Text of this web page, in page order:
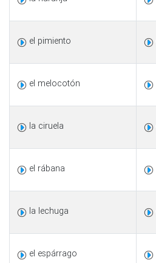
el pimiento
el melocotón
la ciruela
el rábana
la lechuga
el espárrago